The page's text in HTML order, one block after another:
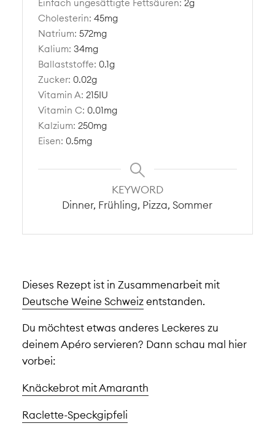
Einfach ungesättigte Fettsäuren:2g
Cholesterin:45mg
Natrium:572mg
Kalium:34mg
Ballaststoffe: 0.1g
Zucker: 0.02g
Vitamin A:215IU
Vitamin C: 0.01mg
Kalzium:250mg
Eisen: 0.5mg
KEYWORD
Dinner, Frühling, Pizza, Sommer
Dieses Rezept ist in Zusammenarbeit mit
Deutsche Weine Schweizentstanden.
Du möchtest etwas anderes Leckeres zu
deinem Apéro servieren? Dann schau mal hier
vorbei:
Knäckebrot mit Amaranth
Raclette-Speckgipfeli